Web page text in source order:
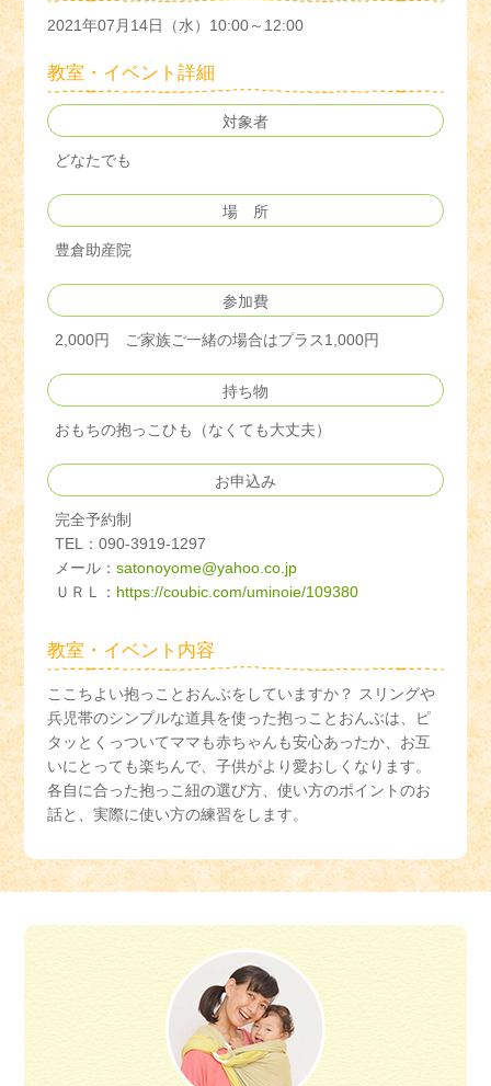
2021年07月14日（水）10:00～12:00
教室・イベント詳細
対象者
どなたでも
場 所
豊倉助産院
参加費
2,000円 ご家族ご一緒の場合はプラス1,000円
持ち物
おもちの抱っこひも（なくても大丈夫）
お申込み
完全予約制
TEL：090-3919-1297
メール： satonoyome@yahoo.co.jp
ＵＲＬ： https://coubic.com/uminoie/109380
教室・イベント内容
ここちよい抱っことおんぶをしていますか？ スリングや
兵児帯のシンプルな道具を使った抱っことおんぶは、ピ
タッとくっついてママも赤ちゃんも安心あったか、お互
いにとっても楽ちんで、子供がより愛おしくなります。
各自に合った抱っこ紐の選び方、使い方のポイントのお
話と、実際に使い方の練習をします。